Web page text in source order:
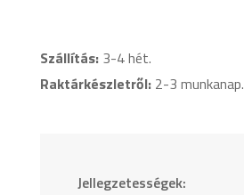
Szállítás:3-4 hét.
Raktárkészletről:2-3 munkanap.
Jellegzetességek: